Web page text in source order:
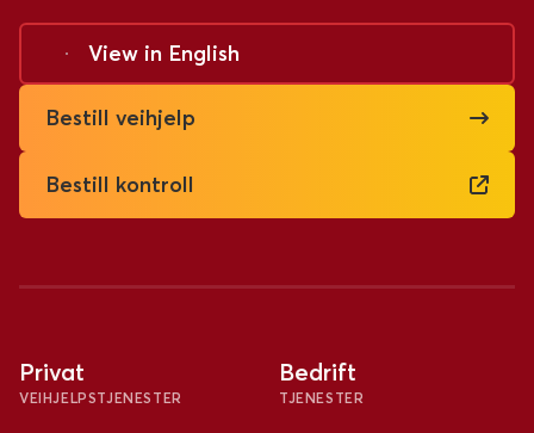
View in English
Bestill veihjelp
Bestill kontroll
Privat
VEIHJELPSTJENESTER
Bedrift
TJENESTER